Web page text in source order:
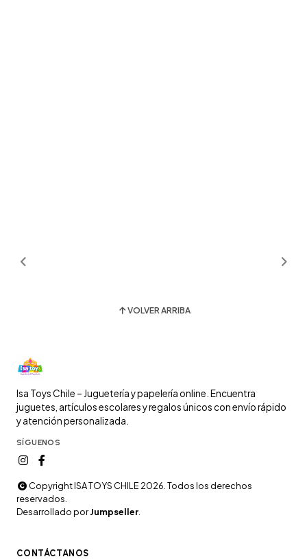
VOLVER ARRIBA
Isa Toys Chile – Juguetería y papelería online. Encuentra
juguetes, artículos escolares y regalos únicos con envío rápido
y atención personalizada.
SÍGUENOS
Copyright ISA TOYS CHILE 2026. Todos los derechos
reservados.
Desarrollado porJumpseller
CONTÁCTANOS